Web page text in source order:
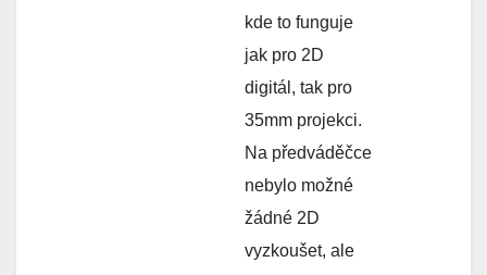
kde to funguje
jak pro 2D
digitál, tak pro
35mm projekci.
Na předváděčce
nebylo možné
žádné 2D
vyzkoušet, ale